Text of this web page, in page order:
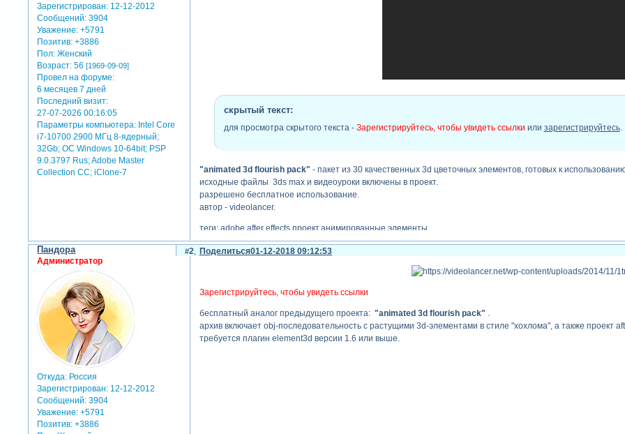
Зарегистрирован: 12-12-2012
Сообщений: 3904
Уважение: +5791
Позитив: +3886
Пол: Женский
Возраст: 56[1969-09-09]
Провел на форуме:
6 месяцев 7 дней
Последний визит:
27-07-2026 00:16:05
Параметры компьютера: Intel Core
i7-10700 2900 МГц 8-ядерный;
32Gb; ОС Windows 10-64bit; PSP
9.0.3797 Rus; Adobe Master
Collection СС; iClone-7
скрытый текст:
для просмотра скрытого текста - Зарегистрируйтесь, чтобы увидеть ссылки или зарегистрируйтесь.
"animated 3d flourish pack" - пакет из 30 качественных 3d цветочных элементов, готовых к
исходные файлы 3ds max и видеоуроки включены в проект.
разрешено бесплатное использование.
автор - videolancer.
теги: adobe after effects,проект,анимированные элементы
Поделиться
2 01-12-2018 09:12:53
Пандора
Администратор
Откуда: Россия
Зарегистрирован: 12-12-2012
Сообщений: 3904
Уважение: +5791
Позитив: +3886
Зарегистрируйтесь, чтобы увидеть ссылки
бесплатный аналог предыдущего проекта: "animated 3d flourish pack" .
архив включает obj-последовательность с растущими 3d-элементами в стиле "хохлома", а также проект
требуется плагин element3d версии 1.6 или выше.